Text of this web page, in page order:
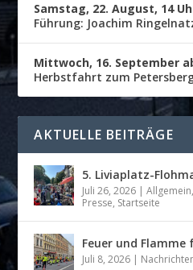
Samstag, 22. August, 14
Führung: Joachim
Mittwoch, 16. September
Herbstfahrt zum
AKTUELLE BEITRÄGE
5. Liviaplatz-
Juli 26, 2026 |Allgemein,
Presse, Startseite
Feuer und Flamme
Juli 8, 2026 |